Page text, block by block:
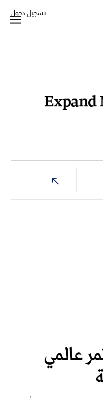
تسجيل دخول
Expand
عالمي